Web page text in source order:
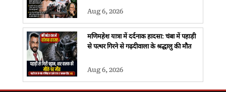
Aug 6, 2026
मणिमहेश यात्रा में दर्दनाक हादसा: चंबा में पहाड़ी
से पत्थर गिरने से गढ़दीवाला के श्रद्धालु की मौत
Aug 6, 2026